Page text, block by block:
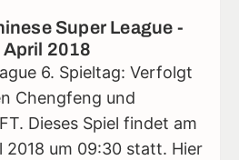
Super League -
2018
6. Spieltag: Verfolgt
Chengfeng und
Dieses Spiel findet am
2018 um 09:30 statt. Hier